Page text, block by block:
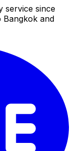
service since
Bangkok and